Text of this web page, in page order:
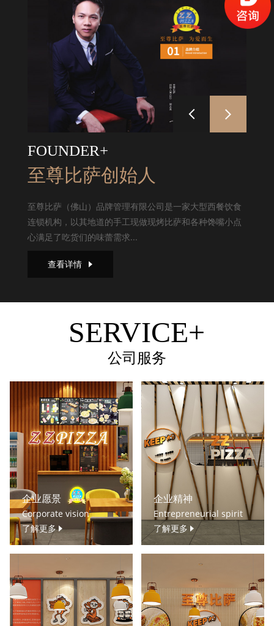
FOUNDER+
至尊比萨创始人
至尊比萨（佛山）品牌管理有限公司是一家大型西餐饮食
连锁机构，以其地道的手工现做现烤比萨和各种馋嘴小点
心满足了吃货们的味蕾需求...
查看详情
SERVICE+
公司服务
企业愿景
Corporate vision
了解更多
企业精神
Entrepreneurial spirit
了解更多